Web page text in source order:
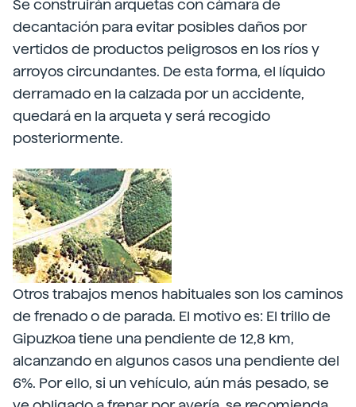
Se construirán arquetas con cámara de
decantación para evitar posibles daños por
vertidos de productos peligrosos en los ríos y
arroyos circundantes. De esta forma, el líquido
derramado en la calzada por un accidente,
quedará en la arqueta y será recogido
posteriormente.
Otros trabajos menos habituales son los caminos
de frenado o de parada. El motivo es: El trillo de
Gipuzkoa tiene una pendiente de 12,8 km,
alcanzando en algunos casos una pendiente del
6%. Por ello, si un vehículo, aún más pesado, se